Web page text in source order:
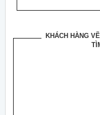
KHÁCH HÀNG